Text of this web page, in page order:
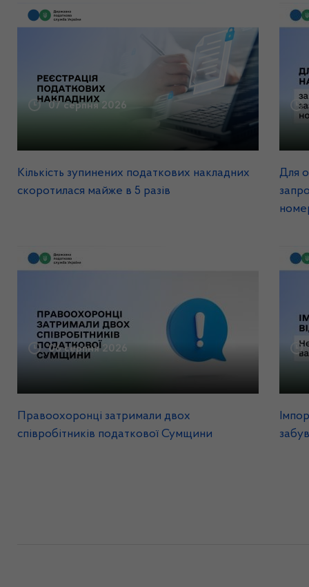
07 серпня 2026
Кількість зупинених податкових накладних
скоротилася майже в 5 разів
Для
06 серпня 2026
Правоохоронці затримали двох
співробітників податкової Сумщини